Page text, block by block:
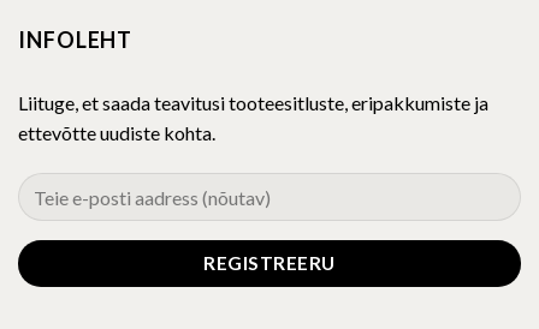
INFOLEHT
Liituge, et saada teavitusi tooteesitluste, eripakkumiste ja
ettevõtte uudiste kohta.